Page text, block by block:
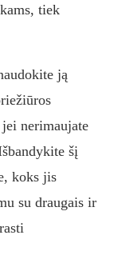
tiek
ją
nerimaujate
šį
koks jis
su draugais ir